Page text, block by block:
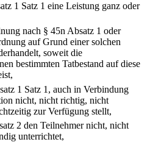
1 Satz 1 eine Leistung ganz oder
nach § 45n Absatz 1 oder
auf Grund einer solchen
soweit die
bestimmten Tatbestand auf diese
1 Satz 1, auch in Verbindung
nicht, nicht richtig, nicht
zur Verfügung stellt,
2 den Teilnehmer nicht, nicht
unterrichtet,